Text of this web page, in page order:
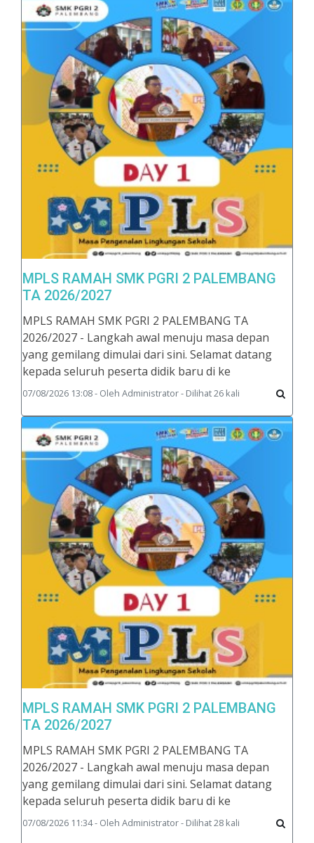
MPLS RAMAH SMK PGRI 2 PALEMBANG
TA 2026/2027
MPLS RAMAH SMK PGRI 2 PALEMBANG TA
2026/2027 - Langkah awal menuju masa depan
yang gemilang dimulai dari sini. Selamat datang
kepada seluruh peserta didik baru di ke
07/08/2026 13:08 - Oleh Administrator - Dilihat 26 kali
MPLS RAMAH SMK PGRI 2 PALEMBANG
TA 2026/2027
MPLS RAMAH SMK PGRI 2 PALEMBANG TA
2026/2027 - Langkah awal menuju masa depan
yang gemilang dimulai dari sini. Selamat datang
kepada seluruh peserta didik baru di ke
07/08/2026 11:34 - Oleh Administrator - Dilihat 28 kali